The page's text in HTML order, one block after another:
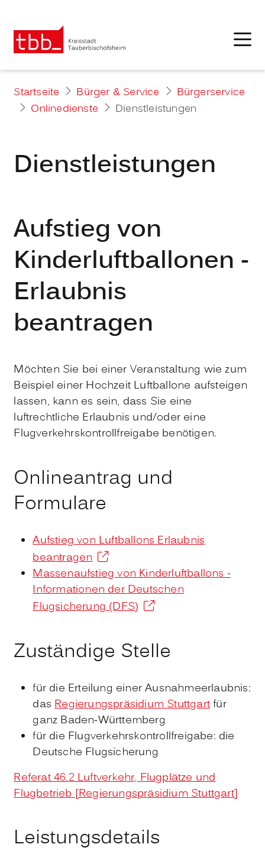
Startseite Bürger & Service
Bürgerservice
Onlinedienste
Dienstleistungen
Dienstleistungen
Aufstieg von
Kinderluftballonen -
Erlaubnis
beantragen
Möchten Sie bei einer Veranstaltung wie zum
Beispiel einer Hochzeit Luftballone aufsteigen
lassen, kann es sein, dass Sie eine
luftrechtliche Erlaubnis und/oder eine
Flugverkehrskontrollfreigabe benötigen.
Onlineantrag und
Formulare
Aufstieg von Luftballons Erlaubnis
beantragen
Massenaufstieg von Kinderluftballons -
Informationen der Deutschen
Flugsicherung (DFS)
Zuständige Stelle
für die Erteilung einer Ausnahmeerlaubnis:
dasRegierungspräsidium Stuttgart für
ganz Baden-Württemberg
für die Flugverkehrskontrollfreigabe: die
Deutsche Flugsicherung
Referat 46.2 Luftverkehr, Flugplätze und
Flugbetrieb [Regierungspräsidium Stuttgart]
Leistungsdetails